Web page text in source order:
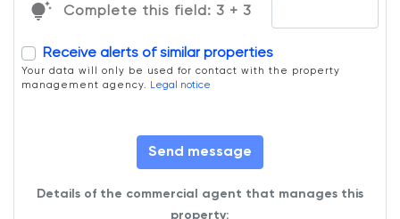
tips_and_updates Complete this field: 3 + 3
Receive alerts of similar properties
Your data will only be used for contact with the property
management agency. Legal notice
Send message
Details of the commercial agent that manages this
property: